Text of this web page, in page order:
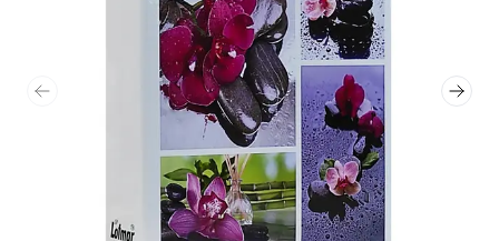
Poprzedni slajd